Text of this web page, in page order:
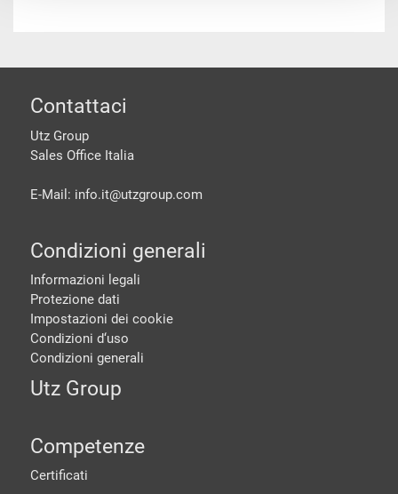
piè di pagine
Contattaci
Utz Group
Sales Office Italia
E-Mail: info.it@utzgroup.com
Condizioni generali
Informazioni legali
Protezione dati
Impostazioni dei cookie
Condizioni d‘uso
Condizioni generali
Utz Group
Competenze
Certificati